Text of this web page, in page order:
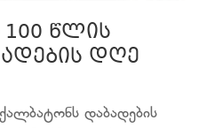
წლის
დღე
დაბადების